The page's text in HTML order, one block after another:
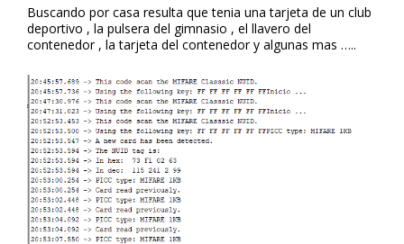
Buscando por casa resulta que tenia una tarjeta de un club
deportivo , la pulsera del gimnasio , el llavero del
contenedor , la tarjeta del contenedor y algunas mas …..